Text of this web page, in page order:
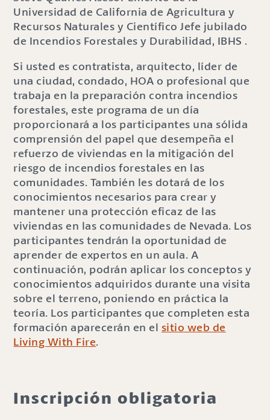
Universidad de California de Agricultura y
Recursos Naturales y Científico Jefe jubilado
de Incendios Forestales y Durabilidad, IBHS .
Si usted es contratista, arquitecto, líder de
una ciudad, condado, HOA o profesional que
trabaja en la preparación contra incendios
forestales, este programa de un día
proporcionará a los participantes una sólida
comprensión del papel que desempeña el
refuerzo de viviendas en la mitigación del
riesgo de incendios forestales en las
comunidades. También les dotará de los
conocimientos necesarios para crear y
mantener una protección eficaz de las
viviendas en las comunidades de Nevada. Los
participantes tendrán la oportunidad de
aprender de expertos en un aula. A
continuación, podrán aplicar los conceptos y
conocimientos adquiridos durante una visita
sobre el terreno, poniendo en práctica la
teoría. Los participantes que completen esta
formación aparecerán en el sitio web de
Living With Fire.
Inscripción obligatoria